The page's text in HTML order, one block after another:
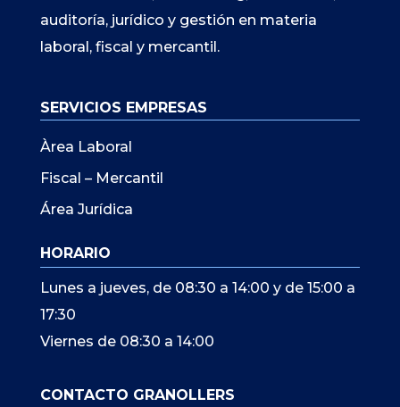
auditoría, jurídico y gestión en materia
laboral, fiscal y mercantil.
SERVICIOS EMPRESAS
Àrea Laboral
Fiscal – Mercantil
Área Jurídica
HORARIO
Lunes a jueves, de 08:30 a 14:00 y de 15:00 a
17:30
Viernes de 08:30 a 14:00
CONTACTO GRANOLLERS